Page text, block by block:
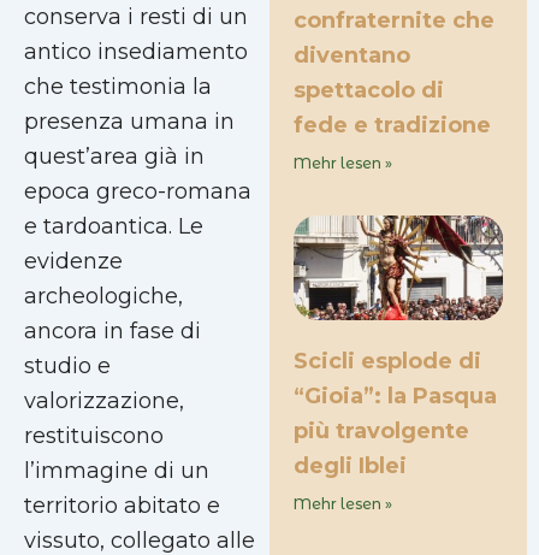
conserva i resti di un
antico insediamento
che testimonia la
presenza umana in
quest’area già in
epoca greco-romana
e tardoantica. Le
evidenze
archeologiche,
ancora in fase di
studio e
valorizzazione,
restituiscono
l’immagine di un
territorio abitato e
vissuto, collegato alle
confraternite che
diventano
spettacolo di
fede e tradizione
Mehr lesen »
Scicli esplode di
“Gioia”: la Pasqua
più travolgente
degli Iblei
Mehr lesen »